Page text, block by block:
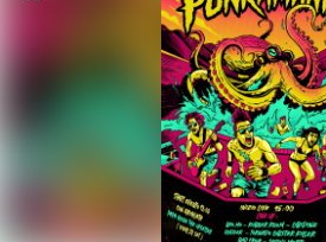
Carattere
leggibile
Regolazione dei colori